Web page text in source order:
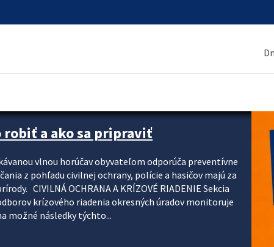
robiť a ako sa pripraviť
vlnou horúčav obyvateľom odporúča preventívne
z pohľadu civilnej ochrany, polície a hasičov majú za
CIVILNÁ OCHRANA A KRÍZOVÉ RIADENIE Sekcia
krízového riadenia okresných úradov monitoruje
možné následky týchto...